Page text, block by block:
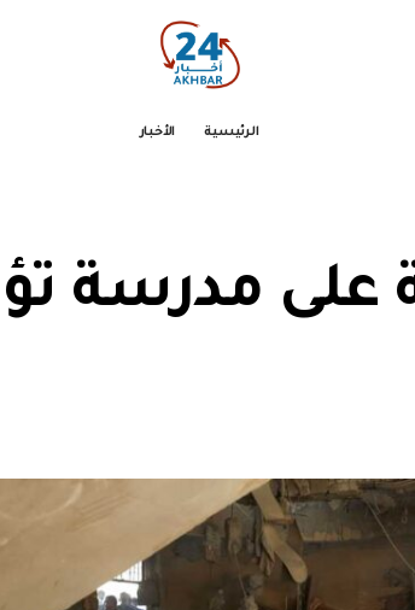
الرئيسية الأخبار
على مدرسة